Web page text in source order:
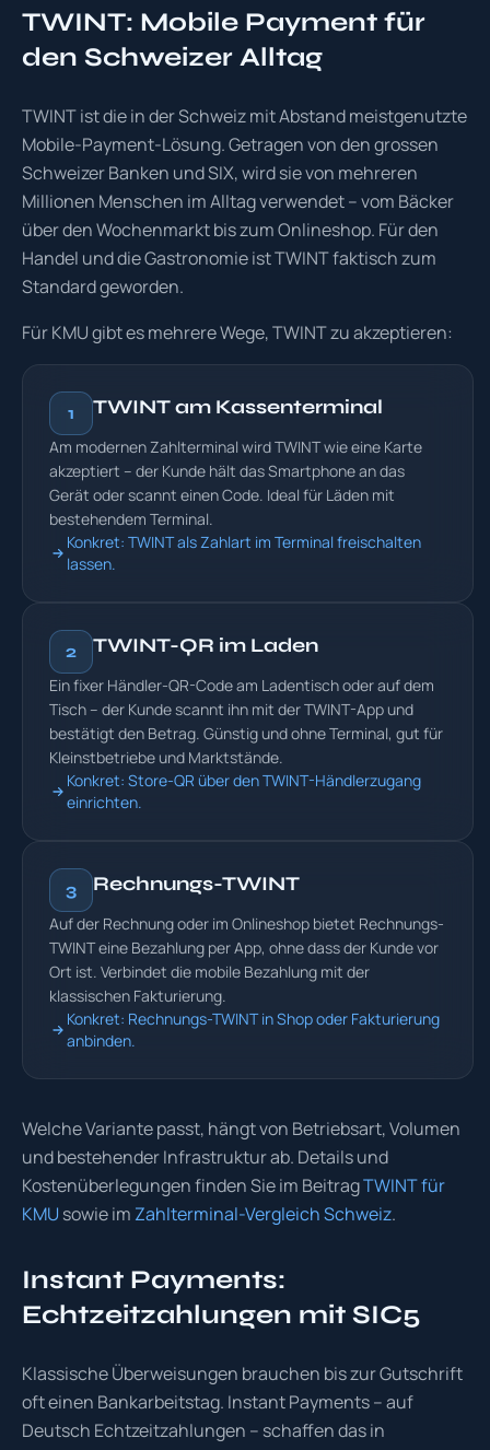
TWINT: Mobile Payment für
den Schweizer Alltag
TWINT ist die in der Schweiz mit Abstand meistgenutzte
Mobile-Payment-Lösung. Getragen von den grossen
Schweizer Banken und SIX, wird sie von mehreren
Millionen Menschen im Alltag verwendet – vom Bäcker
über den Wochenmarkt bis zum Onlineshop. Für den
Handel und die Gastronomie ist TWINT faktisch zum
Standard geworden.
Für KMU gibt es mehrere Wege, TWINT zu akzeptieren:
1 TWINT am Kassenterminal
Am modernen Zahlterminal wird TWINT wie eine Karte
akzeptiert – der Kunde hält das Smartphone an das
Gerät oder scannt einen Code. Ideal für Läden mit
bestehendem Terminal.
Konkret: TWINT als Zahlart im Terminal freischalten
lassen.
2 TWINT-QR im Laden
Ein fixer Händler-QR-Code am Ladentisch oder auf dem
Tisch – der Kunde scannt ihn mit der TWINT-App und
bestätigt den Betrag. Günstig und ohne Terminal, gut für
Kleinstbetriebe und Marktstände.
Konkret: Store-QR über den TWINT-Händlerzugang
einrichten.
3 Rechnungs-TWINT
Auf der Rechnung oder im Onlineshop bietet Rechnungs-
TWINT eine Bezahlung per App, ohne dass der Kunde vor
Ort ist. Verbindet die mobile Bezahlung mit der
klassischen Fakturierung.
Konkret: Rechnungs-TWINT in Shop oder Fakturierung
anbinden.
Welche Variante passt, hängt von Betriebsart, Volumen
und bestehender Infrastruktur ab. Details und
Kostenüberlegungen finden Sie im BeitragTWINT für
KMU sowie im Zahlterminal-Vergleich Schweiz.
Instant Payments:
Echtzeitzahlungen mit SIC5
Klassische Überweisungen brauchen bis zur Gutschrift
oft einen Bankarbeitstag. Instant Payments – auf
Deutsch Echtzeitzahlungen – schaffen das in